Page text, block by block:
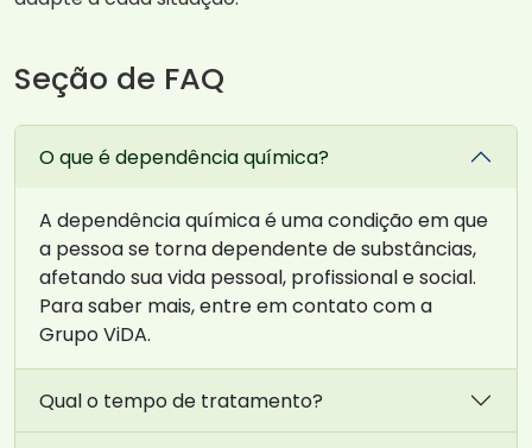
Seção de FAQ
O que é dependência química?
A dependência química é uma condição em que
a pessoa se torna dependente de substâncias,
afetando sua vida pessoal, profissional e social.
Para saber mais, entre em contato com a
Grupo ViDA.
Qual o tempo de tratamento?